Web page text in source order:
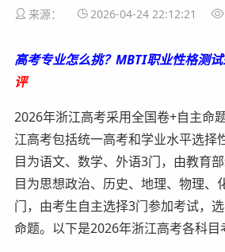
来源： 2026-04-24 22:12:21
高考专业怎么挑？MBTI职业性格测试
评
2026年浙江高考采用全国卷+自主命
江高考包括统一高考和学业水平选择
目为语文、数学、外语3门，由教育
目为思想政治、历史、地理、物理、
门，由考生自主选择3门参加考试，
命题。以下是2026年浙江高考各科目